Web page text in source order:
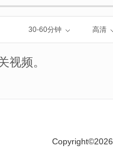
30-60分钟 高清
视频。
Copyright©2026